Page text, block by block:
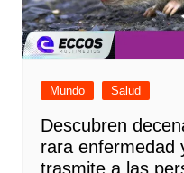
Mundo Salud
Descubren
rara enfermedad
trasmite a las